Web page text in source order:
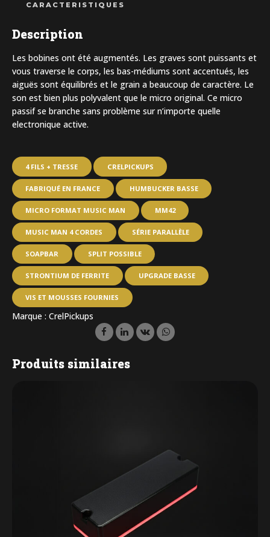
CARACTERISTIQUES
Description
Les bobines ont été augmentés. Les graves sont puissants et
vous traverse le corps, les bas-médiums sont accentués, les
aiguës sont équilibrés et le grain a beaucoup de caractère. Le
son est bien plus polyvalent que le micro original. Ce micro
passif se branche sans problème sur n’importe quelle
electronique active.
4 FILS + TRESSE CRELPICKUPS
FABRIQUÉ EN FRANCE HUMBUCKER BASSE
MICRO FORMAT MUSIC MAN MM42
MUSIC MAN 4 CORDES SÉRIE PARALLÈLE
SOAPBAR SPLIT POSSIBLE
STRONTIUM DE FERRITE UPGRADE BASSE
VIS ET MOUSSES FOURNIES
Marque : CrelPickups
Produits similaires